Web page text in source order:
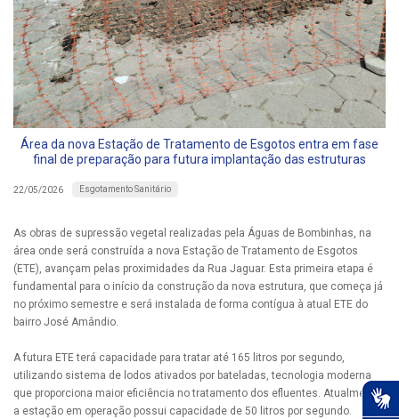
Área da nova Estação de Tratamento de Esgotos entra em fase
final de preparação para futura implantação das estruturas
22/05/2026 Esgotamento Sanitário
As obras de supressão vegetal realizadas pela Águas de Bombinhas, na
área onde será construída a nova Estação de Tratamento de Esgotos
(ETE), avançam pelas proximidades da Rua Jaguar. Esta primeira etapa é
fundamental para o início da construção da nova estrutura, que começa já
no próximo semestre e será instalada de forma contígua à atual ETE do
bairro José Amândio.
A futura ETE terá capacidade para tratar até 165 litros por segundo,
utilizando sistema de lodos ativados por bateladas, tecnologia moderna
que proporciona maior eficiência no tratamento dos efluentes. Atualmente,
a estação em operação possui capacidade de 50 litros por segundo.